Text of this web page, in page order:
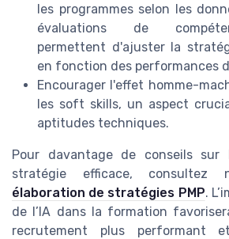
les programmes selon les
évaluations de
permettent d'ajuster la
en fonction des performances
Encourager l'effet homme-
les soft skills, un aspect
aptitudes techniques.
Pour davantage de conseils sur
stratégie efficace, consultez
élaboration de stratégies PMP.
de l’IA dans la formation
recrutement plus performant